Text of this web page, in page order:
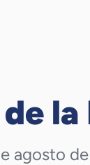
la
agosto